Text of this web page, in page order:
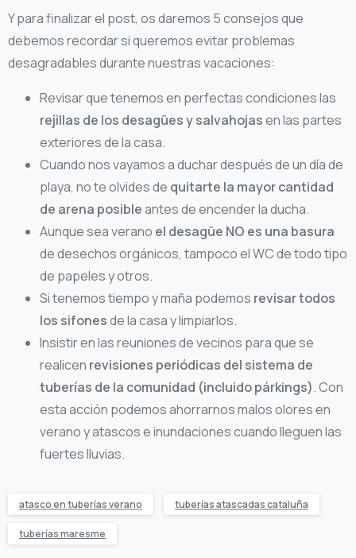
Y para finalizar el post, os daremos 5 consejos que
debemos recordar si queremos evitar problemas
desagradables durante nuestras vacaciones:
Revisar que tenemos en perfectas condiciones las
rejillas de los desagües y salvahojasen las partes
exteriores de la casa.
Cuando nos vayamos a duchar después de un día de
playa, no te olvides de quitarte la mayor cantidad
de arena posibleantes de encender la ducha.
Aunque sea verano el desagüe NO es una basura
de desechos orgánicos, tampoco el WC de todo tipo
de papeles y otros.
Si tenemos tiempo y maña podemos revisar todos
los sifonesde la casa y limpiarlos.
Insistir en las reuniones de vecinos para que se
realicen revisiones periódicas del sistema de
tuberías de la comunidad (incluido párkings). Con
esta acción podemos ahorrarnos malos olores en
verano y atascos e inundaciones cuando lleguen las
fuertes lluvias.
atasco en tuberías verano tuberías atascadas cataluña
tuberías maresme